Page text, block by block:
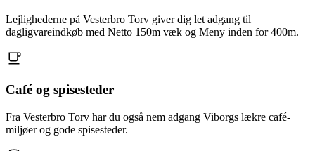
Lejlighederne på Vesterbro Torv giver dig let adgang til
dagligvareindkøb med Netto 150m væk og Meny inden for 400m.
Café og spisesteder
Fra Vesterbro Torv har du også nem adgang Viborgs lækre café-
miljøer og gode spisesteder.